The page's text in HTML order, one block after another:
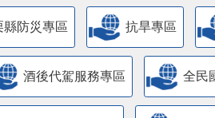
縣防災專區 抗旱專區
酒後代駕服務專區 全民